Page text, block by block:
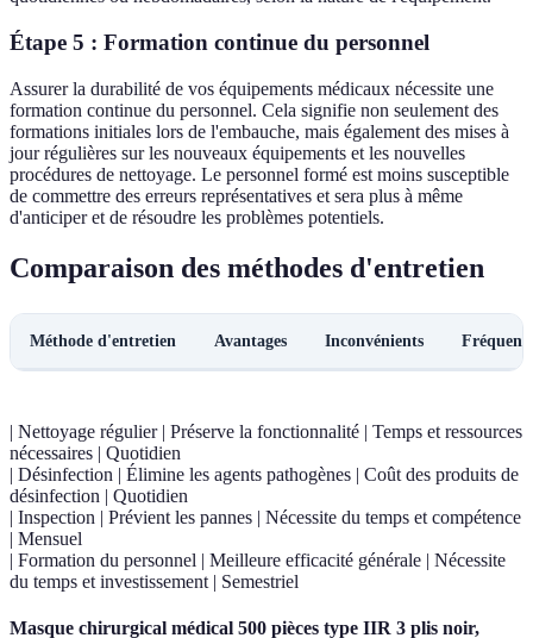
Étape 5 : Formation continue du personnel
Assurer la durabilité de vos équipements médicaux nécessite une
formation continue du personnel. Cela signifie non seulement des
formations initiales lors de l'embauche, mais également des mises à
jour régulières sur les nouveaux équipements et les nouvelles
procédures de nettoyage. Le personnel formé est moins susceptible
de commettre des erreurs représentatives et sera plus à même
d'anticiper et de résoudre les problèmes potentiels.
Comparaison des méthodes d'entretien
Méthode d'entretien Avantages Inconvénients
| Nettoyage régulier | Préserve la fonctionnalité | Temps et ressources
nécessaires | Quotidien
| Désinfection | Élimine les agents pathogènes | Coût des produits de
désinfection | Quotidien
| Inspection | Prévient les pannes | Nécessite du temps et compétence
| Mensuel
| Formation du personnel | Meilleure efficacité générale | Nécessite
du temps et investissement | Semestriel
Masque chirurgical médical 500 pièces type IIR 3 plis noir,